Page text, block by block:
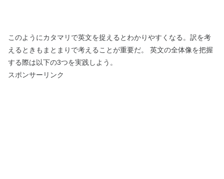
このようにカタマリで英文を捉えるとわかりやすくなる。訳を考
えるときもまとまりで考えることが重要だ。 英文の全体像を把握
する際は以下の3つを実践しよう。
スポンサーリンク